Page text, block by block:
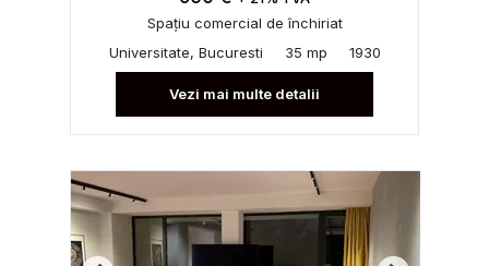
Spațiu comercial de închiriat
Universitate, Bucuresti
35 mp 1930
Vezi mai multe detalii